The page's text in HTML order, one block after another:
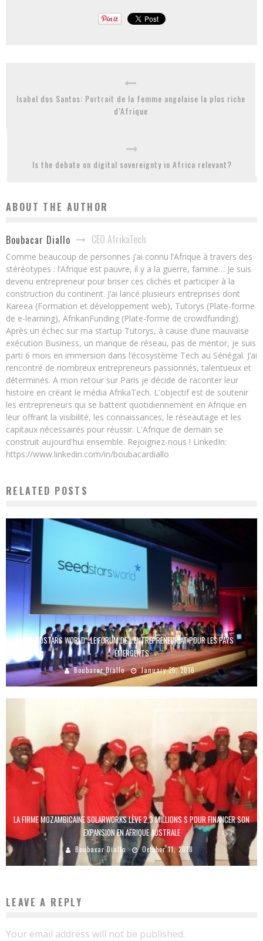
Isabel dos Santos: Portrait de la femme angolaise la plus riche
d’Afrique
Is the debate on digital sovereignty in Africa relevant?
ABOUT THE AUTHOR
Boubacar Diallo CEO AfrikaTech
Comme beaucoup de personnes j’ai connu l’Afrique à travers des
stéréotypes : l’Afrique est pauvre, il y a la guerre, famine… Je suis
devenu entrepreneur pour briser ces clichés et participer à la
construction du continent. J’ai lancé plusieurs entreprises dont
Kareea (Formation et développement web), Tutorys (Plate-forme
de e-learning), AfrikanFunding (Plate-forme de crowdfunding).
Après un échec sur ma startup Tutorys, à cause d’une mauvaise
exécution Business, un manque de réseau, pas de mentor, je suis
parti 6 mois en immersion dans l’écosystème Tech au Sénégal. J’ai
rencontré de nombreux entrepreneurs passionnés, talentueux et
déterminés. A mon retour sur Paris je décide de raconter leur
histoire en créant le média AfrikaTech. L'objectif est de soutenir
les entrepreneurs qui se battent quotidiennement en Afrique en
leur offrant la visibilité, les connaissances, le réseautage et les
capitaux nécessaires pour réussir. L'Afrique de demain se
construit aujourd'hui ensemble. Rejoignez-nous ! LinkedIn:
https://www.linkedin.com/in/boubacardiallo
RELATED POSTS
SEEDSTARS WORLD : LE FORUM DE L’ENTREPRENEURIAT POUR LES PAYS
ÉMERGENTS
Boubacar Diallo January 25, 2016
LA FIRME MOZAMBICAINE SOLARWORKS LÈVE 2,3 MILLIONS $ POUR FINANCER SON
EXPANSION EN AFRIQUE AUSTRALE
Boubacar Diallo October 11, 2018
LEAVE A REPLY
Your email address will not be published.